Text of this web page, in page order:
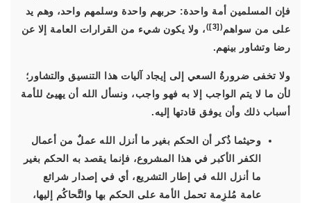
فإن المسلمين أمة واحدة: حربهم واحدة وسلمهم واحد، وهم يد
على من سواهم(
[3]
)، ولا يكون شيء من القرارات العامة إلا عن
رضا وتشاور بينهم.
ولا تخفى ضرورةُ السعي إلى إيجاد آليات هذا التنسيق والتشاور؛
لأن ما لا يتم الواجب إلا به فهو واجب، ونسأل الله أن يهيئ للأمة
أسباب ذلك وأن يوفق قادتها إليه.
وحيثما ذُكر أن الحكم بغير ما أنزل الله عملٌ من أعمال
الكفر الأكبر في هذا المشروع، فإنما يقصد به الحكم بغير
ما أنزل الله في إطار التشريع، أي في إصدار شرائع
عامة مُلزِمة تحمل الأمة على الحكم بها والتَّحاكُم إليها،